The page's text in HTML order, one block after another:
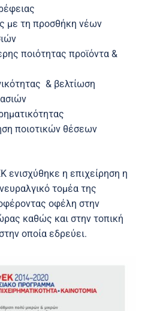
με τη προσθήκη νέων
ποιότητας προϊόντα &
& βελτίωση
ποιοτικών θέσεων
η επιχείρηση η
τομέα της
οφέλη στην
καθώς και στην τοπική
οποία εδρεύει.